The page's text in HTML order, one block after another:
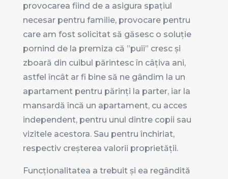
provocarea fiind de a asigura spațiul
necesar pentru familie, provocare pentru
care am fost solicitat să găsesc o soluție
pornind de la premiza că ”puii” cresc și
zboară din cuibul părintesc în câțiva ani,
astfel încât ar fi bine să ne gândim la un
apartament pentru părinți la parter, iar la
mansardă încă un apartament, cu acces
independent, pentru unul dintre copii sau
vizitele acestora. Sau pentru închiriat,
respectiv creșterea valorii proprietății.
Funcționalitatea a trebuit și ea regândită